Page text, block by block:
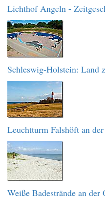
Lichthof Angeln -
Schleswig-Holstein: Land
Leuchtturm Falshöft an der
Weiße Badestrände an der